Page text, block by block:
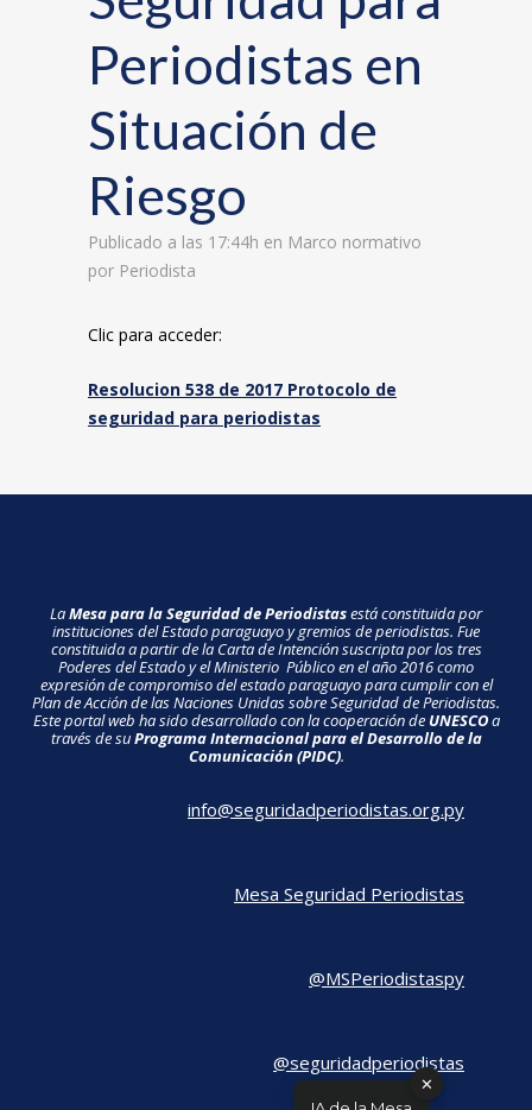
Periodistas en
Situación de
Riesgo
Publicado a las 17:44h en Marco normativo
por Periodista
Clic para acceder:
Resolucion 538 de 2017 Protocolo de
seguridad para periodistas
LaMesa para la Seguridad de Periodistasestá constituida por
instituciones del Estado paraguayo y gremios de periodistas. Fue
constituida a partir de la Carta de Intención suscripta por los tres
Poderes del Estado y el Ministerio Público en el año 2016 como
expresión de compromiso del estado paraguayo para cumplir con el
Plan de Acción de las Naciones Unidas sobre Seguridad de Periodistas.
Este portal web ha sido desarrollado con la cooperación de UNESCOa
través de suPrograma Internacional para el Desarrollo de la
Comunicación (PIDC).
info@seguridadperiodistas.org.py
Mesa Seguridad Periodistas
@MSPeriodistaspy
@seguridadperiodistas
✕